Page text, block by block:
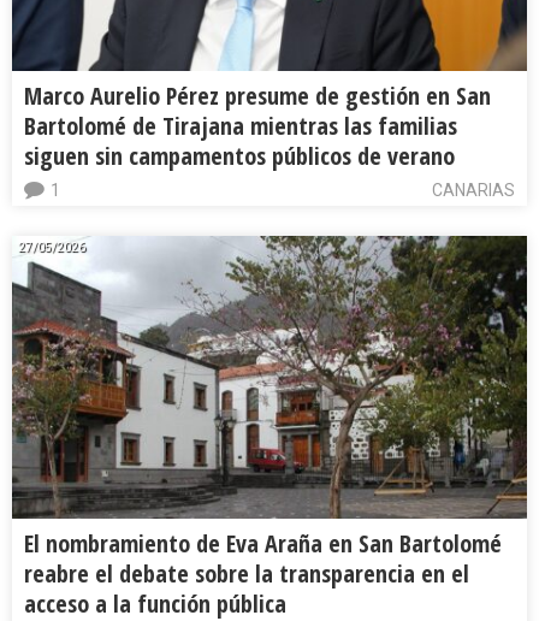
Marco Aurelio Pérez presume de gestión en San
Bartolomé de Tirajana mientras las familias
siguen sin campamentos públicos de verano
CANARIAS
1
27/05/2026
El nombramiento de Eva Araña en San Bartolomé
reabre el debate sobre la transparencia en el
acceso a la función pública